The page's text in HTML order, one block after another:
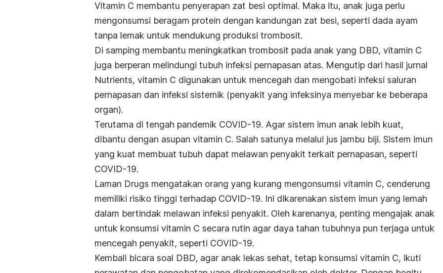
Vitamin C membantu penyerapan zat besi optimal. Maka itu, anak juga perlu
mengonsumsi beragam protein dengan kandungan zat besi, seperti dada ayam
tanpa lemak untuk mendukung produksi trombosit.
Di samping membantu meningkatkan trombosit pada anak yang DBD, vitamin C
juga berperan melindungi tubuh infeksi pernapasan atas. Mengutip dari hasil jurnal
Nutrients, vitamin C digunakan untuk mencegah dan mengobati infeksi saluran
pernapasan dan infeksi sistemik (penyakit yang infeksinya menyebar ke beberapa
organ).
Terutama di tengah pandemik COVID-19. Agar sistem imun anak lebih kuat,
dibantu dengan asupan vitamin C. Salah satunya melalui jus jambu biji. Sistem imun
yang kuat membuat tubuh dapat melawan penyakit terkait pernapasan, seperti
COVID-19.
Laman Drugs mengatakan orang yang kurang mengonsumsi vitamin C, cenderung
memiliki risiko tinggi terhadap COVID-19. Ini dikarenakan sistem imun yang lemah
dalam bertindak melawan infeksi penyakit. Oleh karenanya, penting mengajak anak
untuk konsumsi vitamin C secara rutin agar daya tahan tubuhnya pun terjaga untuk
mencegah penyakit, seperti COVID-19.
Kembali bicara soal DBD, agar anak lekas sehat, tetap konsumsi vitamin C, ikuti